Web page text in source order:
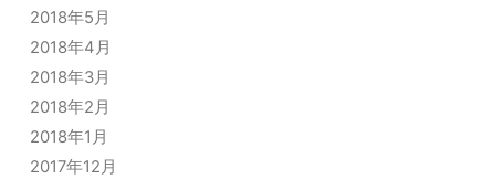
2018年5月
2018年4月
2018年3月
2018年2月
2018年1月
2017年12月